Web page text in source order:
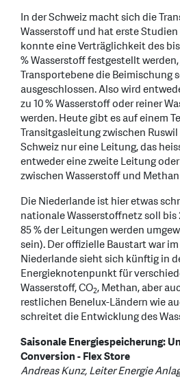
In der Schweiz macht sich die
Wasserstoff und hat erste
konnte eine Verträglichkeit des
% Wasserstoff festgestellt
Transportebene die Beimischung
ausgeschlossen. Also wird
zu 10 % Wasserstoff oder reiner
werden. Heute gibt es auf einem
Transitgasleitung zwischen
Schweiz nur eine Leitung, das
entweder eine zweite Leitung
zwischen Wasserstoff und
Die Niederlande ist hier etwas
nationale Wasserstoffnetz soll bis
85 % der Leitungen werden
sein). Der offizielle Baustart war
Niederlande sieht sich künftig in
Energieknotenpunkt für
Wasserstoff, CO2, Methan, aber
restlichen Benelux-Ländern wie
schreitet die Entwicklung des
Saisonale Energiespeicherung:
Conversion - Flex Store
Andreas Kunz, Leiter Energie